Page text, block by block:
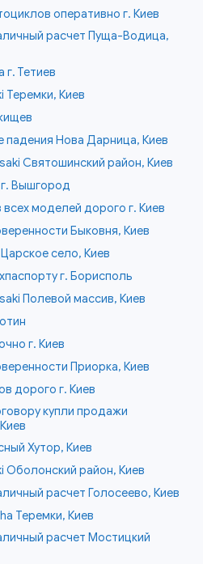
оперативно г. Киев
расчет Пуща-Водица,
Тетиев
Теремки, Киев
падения Нова Дарница, Киев
Святошинский район, Киев
Вышгород
моделей дорого г. Киев
Быковня, Киев
село, Киев
г. Борисполь
Полевой массив, Киев
г. Киев
Приорка, Киев
дорого г. Киев
купли продажи
Хутор, Киев
Оболонский район, Киев
расчет Голосеево, Киев
Теремки, Киев
расчет Мостицкий